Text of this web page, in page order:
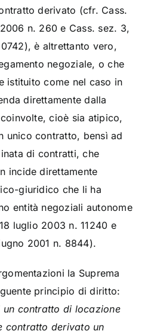
derivato (cfr. Cass.
n. 260 e Cass. sez. 3,
è altrettanto vero,
negoziale, o che
istituito come nel caso in
direttamente dalla
cioè sia atipico,
unico contratto, bensì ad
di contratti, che
incide direttamente
giuridico che li ha
entità negoziali autonome
luglio 2003 n. 11240 e
2001 n. 8844).
la Suprema
principio di diritto:
contratto di locazione
contratto derivato un